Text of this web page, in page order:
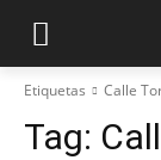
Etiquetas Calle
Tag: